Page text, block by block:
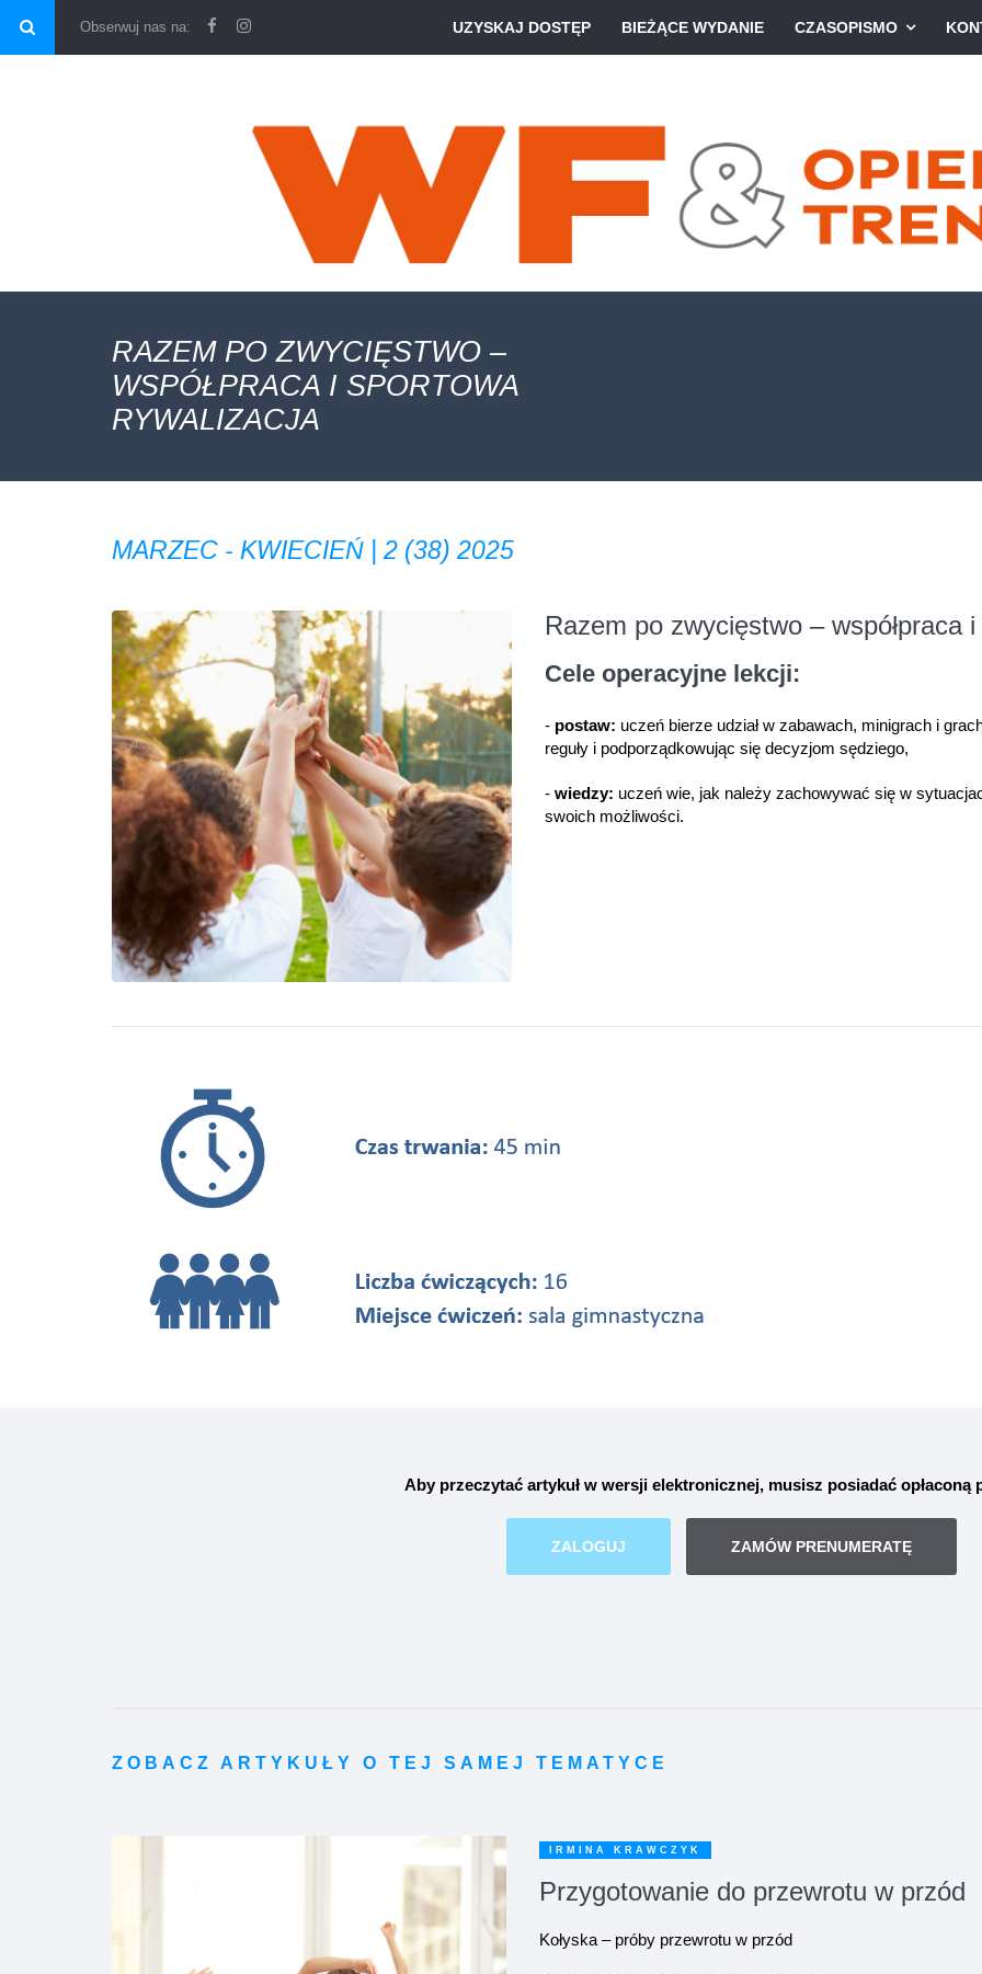
Obserwuj nas na: UZYSKAJ DOSTĘP BIEŻĄCE WYDANIE CZASOPISMO
RAZEM PO ZWYCIĘSTWO –
WSPÓŁPRACA I SPORTOWA
RYWALIZACJA
MARZEC - KWIECIEŃ | 2 (38) 2025
Razem po zwycięstwo – współpraca
Cele operacyjne lekcji:
- postaw: uczeń bierze udział w zabawach, minigrach i
reguły i podporządkowując się decyzjom sędziego,
- wiedzy: uczeń wie, jak należy zachowywać się w
swoich możliwości.
Aby przeczytać artykuł w wersji elektronicznej, musisz posiadać opłaconą
ZALOGUJ ZAMÓW PRENUMERATĘ
ZOBACZ ARTYKUŁY O TEJ SAMEJ TEMATYCE
IRMINA KRAWCZYK
Przygotowanie do przewrotu w przód
Kołyska – próby przewrotu w przód